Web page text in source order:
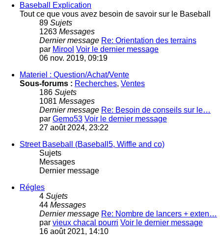
Baseball Explication
Tout ce que vous avez besoin de savoir sur le Baseball
89 Sujets
1263 Messages
Dernier message Re: Orientation des terrains
par Mirool Voir le dernier message
06 nov. 2019, 09:19
Materiel : Question/Achat/Vente
Sous-forums : Recherches, Ventes
186 Sujets
1081 Messages
Dernier message Re: Besoin de conseils sur le…
par Gemo53 Voir le dernier message
27 août 2024, 23:22
Street Baseball (Baseball5, Wiffle and co)
Sujets
Messages
Dernier message
Régles
4 Sujets
44 Messages
Dernier message Re: Nombre de lancers + exten…
par vieux chacal pourri Voir le dernier message
16 août 2021, 14:10